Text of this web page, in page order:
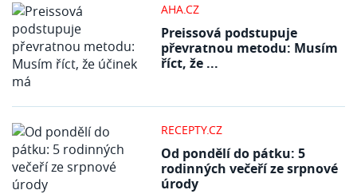
AHA.CZ
Preissová podstupuje
převratnou metodu: Musím
říct, že ...
RECEPTY.CZ
Od pondělí do pátku: 5
rodinných večeří ze srpnové
úrody